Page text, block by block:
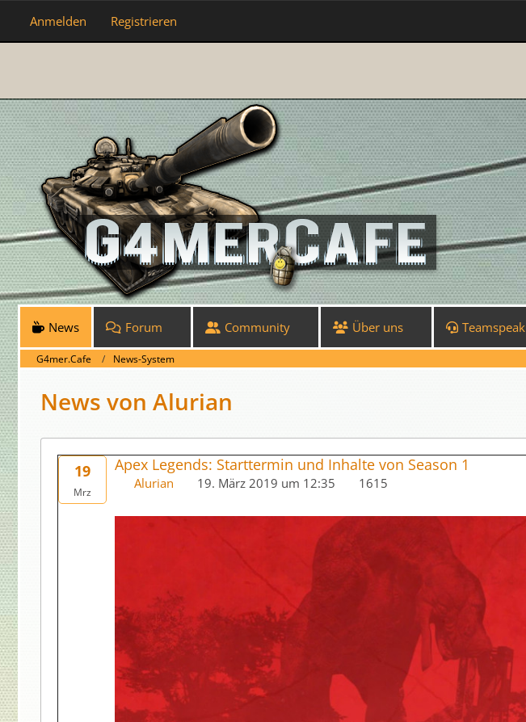
News Forum Community Über uns Teamspeak
Anmelden Registrieren
G4mer.Cafe News-System
News von Alurian
19
Mrz
Apex Legends: Starttermin und Inhalte von Season 1
Alurian 19. März 2019 um 12:35 1615